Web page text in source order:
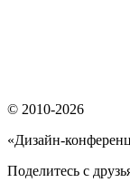
© 2010-2026
«Дизайн-
Поделитесь с